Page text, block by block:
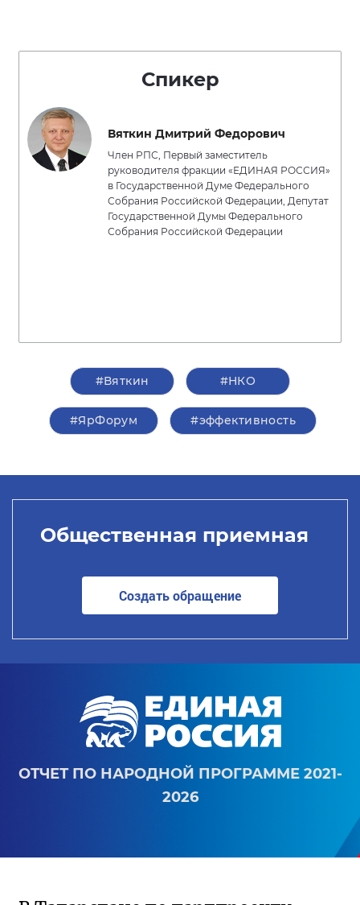
Спикер
Вяткин Дмитрий Федорович
Член РПС, Первый заместитель
руководителя фракции «ЕДИНАЯ РОССИЯ»
в Государственной Думе Федерального
Собрания Российской Федерации, Депутат
Государственной Думы Федерального
Собрания Российской Федерации
#Вяткин #НКО
#ЯрФорум #эффективность
Общественная приемная
Создать обращение
ОТЧЕТ ПО НАРОДНОЙ ПРОГРАММЕ 2021-
2026